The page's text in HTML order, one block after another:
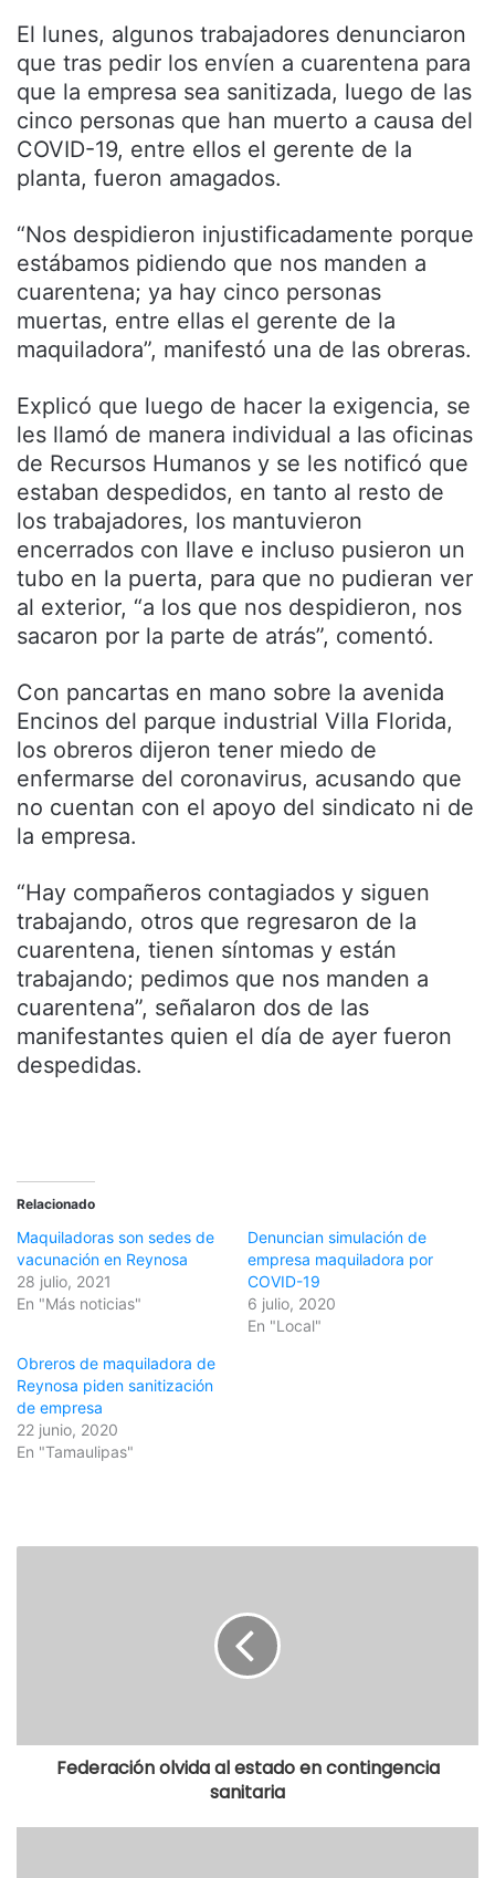
El lunes, algunos trabajadores denunciaron
que tras pedir los envíen a cuarentena para
que la empresa sea sanitizada, luego de las
cinco personas que han muerto a causa del
COVID-19, entre ellos el gerente de la
planta, fueron amagados.
“Nos despidieron injustificadamente porque
estábamos pidiendo que nos manden a
cuarentena; ya hay cinco personas
muertas, entre ellas el gerente de la
maquiladora”, manifestó una de las obreras.
Explicó que luego de hacer la exigencia, se
les llamó de manera individual a las oficinas
de Recursos Humanos y se les notificó que
estaban despedidos, en tanto al resto de
los trabajadores, los mantuvieron
encerrados con llave e incluso pusieron un
tubo en la puerta, para que no pudieran ver
al exterior, “a los que nos despidieron, nos
sacaron por la parte de atrás”, comentó.
Con pancartas en mano sobre la avenida
Encinos del parque industrial Villa Florida,
los obreros dijeron tener miedo de
enfermarse del coronavirus, acusando que
no cuentan con el apoyo del sindicato ni de
la empresa.
“Hay compañeros contagiados y siguen
trabajando, otros que regresaron de la
cuarentena, tienen síntomas y están
trabajando; pedimos que nos manden a
cuarentena”, señalaron dos de las
manifestantes quien el día de ayer fueron
despedidas.
Relacionado
Maquiladoras son sedes de
vacunación en Reynosa
28 julio, 2021
En "Más noticias"
Denuncian simulación de
empresa maquiladora por
COVID-19
6 julio, 2020
En "Local"
Obreros de maquiladora de
Reynosa piden sanitización
de empresa
22 junio, 2020
En "Tamaulipas"
Federación olvida al estado en contingencia
sanitaria